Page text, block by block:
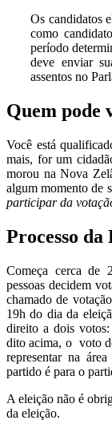
Os candidatos
como
período
deve enviar
assentos no
Quem pode
Você está
mais, for um
morou na Nova
algum momento de
participar da
Processo da
Começa cerca de
pessoas decidem
chamado de
19h do dia da
direito a dois
dito acima, o voto
representar na
partido é para o
A eleição não é
da eleição.